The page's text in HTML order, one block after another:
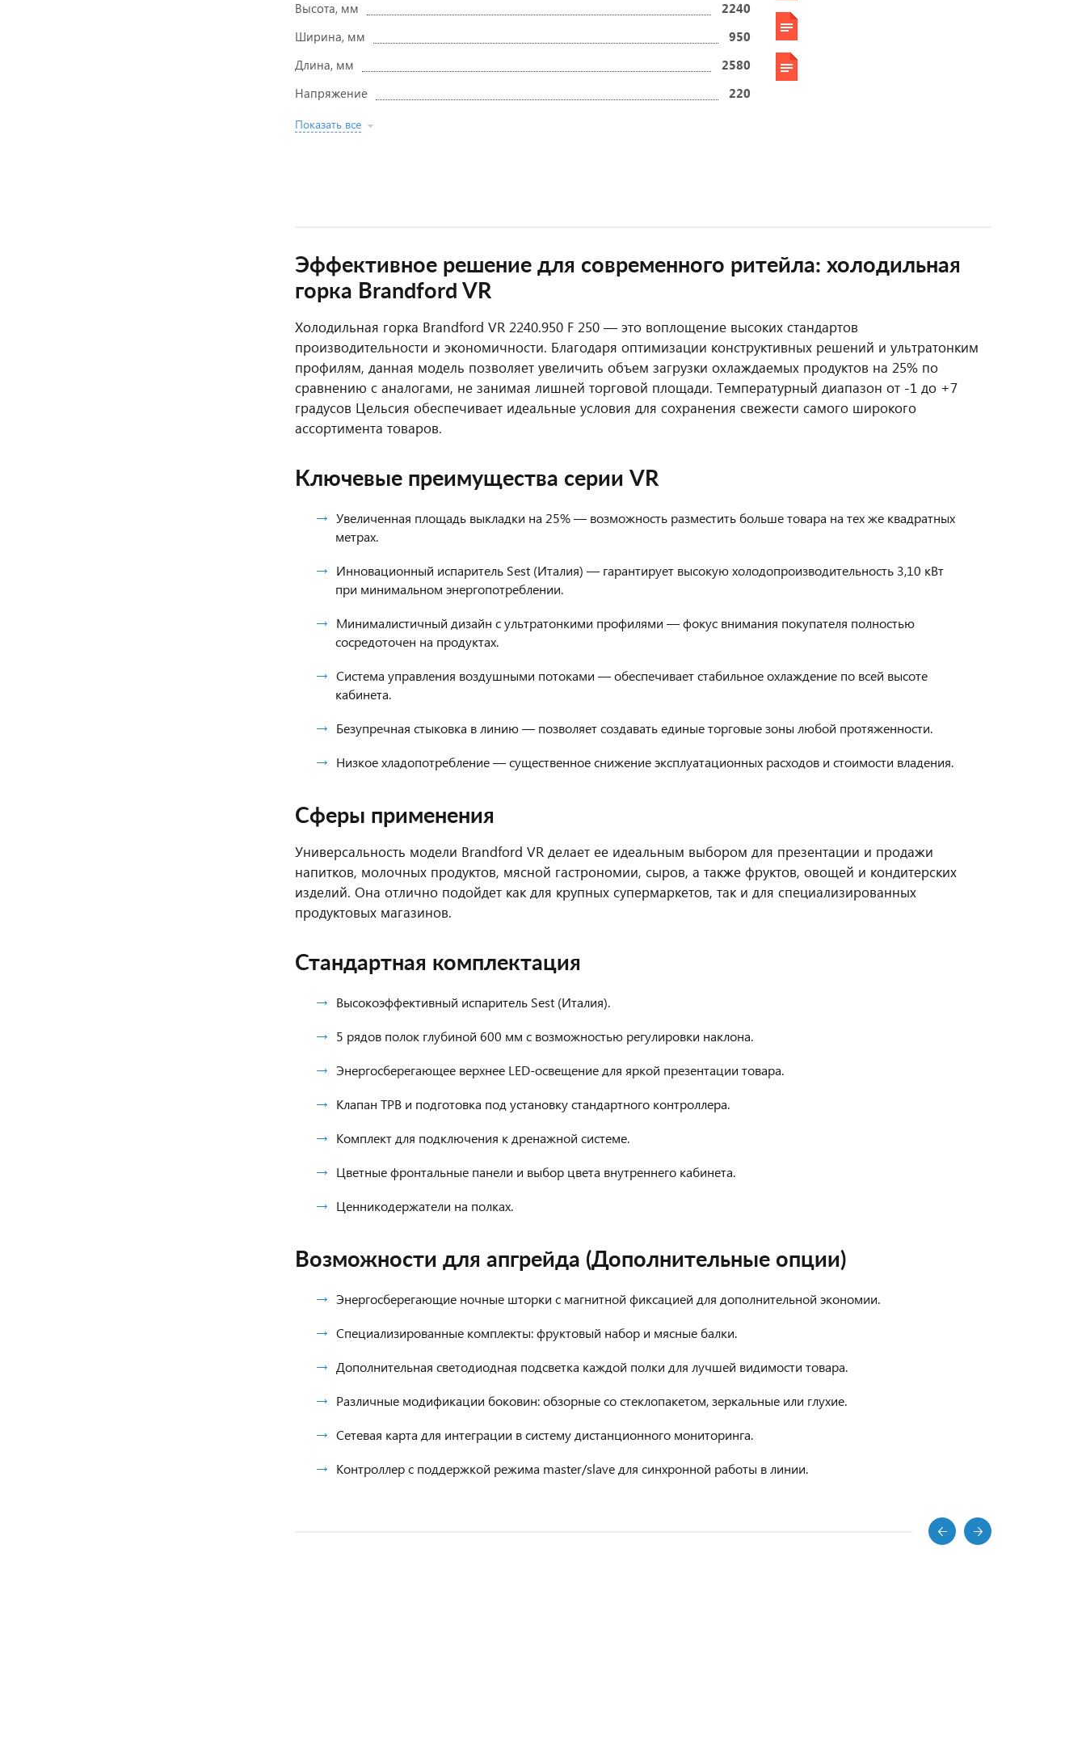
Высота, мм
2240
Ширина, мм
950
Длина, мм
2580
Напряжение
220
Показать все
Эффективное решение для современного ритейла: холодильная
горка Brandford VR
Холодильная горка Brandford VR 2240.950 F 250 — это воплощение высоких стандартов
производительности и экономичности. Благодаря оптимизации конструктивных решений и ультратонким
профилям, данная модель позволяет увеличить объем загрузки охлаждаемых продуктов на 25% по
сравнению с аналогами, не занимая лишней торговой площади. Температурный диапазон от -1 до +7
градусов Цельсия обеспечивает идеальные условия для сохранения свежести самого широкого
ассортимента товаров.
Ключевые преимущества серии VR
Увеличенная площадь выкладки на 25% — возможность разместить больше товара на тех же квадратных
метрах.
Инновационный испаритель Sest (Италия) — гарантирует высокую холодопроизводительность 3,10 кВт
при минимальном энергопотреблении.
Минималистичный дизайн с ультратонкими профилями — фокус внимания покупателя полностью
сосредоточен на продуктах.
Система управления воздушными потоками — обеспечивает стабильное охлаждение по всей высоте
кабинета.
Безупречная стыковка в линию — позволяет создавать единые торговые зоны любой протяженности.
Низкое хладопотребление — существенное снижение эксплуатационных расходов и стоимости владения.
Сферы применения
Универсальность модели Brandford VR делает ее идеальным выбором для презентации и продажи
напитков, молочных продуктов, мясной гастрономии, сыров, а также фруктов, овощей и кондитерских
изделий. Она отлично подойдет как для крупных супермаркетов, так и для специализированных
продуктовых магазинов.
Стандартная комплектация
Высокоэффективный испаритель Sest (Италия).
5 рядов полок глубиной 600 мм с возможностью регулировки наклона.
Энергосберегающее верхнее LED-освещение для яркой презентации товара.
Клапан ТРВ и подготовка под установку стандартного контроллера.
Комплект для подключения к дренажной системе.
Цветные фронтальные панели и выбор цвета внутреннего кабинета.
Ценникодержатели на полках.
Возможности для апгрейда (Дополнительные опции)
Энергосберегающие ночные шторки с магнитной фиксацией для дополнительной экономии.
Специализированные комплекты: фруктовый набор и мясные балки.
Дополнительная светодиодная подсветка каждой полки для лучшей видимости товара.
Различные модификации боковин: обзорные со стеклопакетом, зеркальные или глухие.
Сетевая карта для интеграции в систему дистанционного мониторинга.
Контроллер с поддержкой режима master/slave для синхронной работы в линии.